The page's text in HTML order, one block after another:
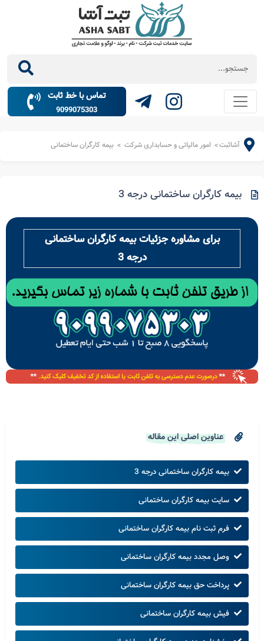
تماس با خط ثابت
9099075303
آشاثبت> امور مالیاتی و حسابداری شرکت > بیمه کارگران ساختمانی
بیمه کارگران ساختمانی درجه 3
برای مشاوره جزئیات بیمه کارگران ساختمانی
درجه 3
عناوین اصلی این مقاله
بیمه کارگران ساختمانی درجه 3
سایت بیمه کارگران ساختمانی
فرم ثبت نام بیمه کارگران ساختمانی
وصل مجدد بیمه کارگران ساختمانی
پرداخت حق بیمه کارگران ساختمانی
فیش بیمه کارگران ساختمانی